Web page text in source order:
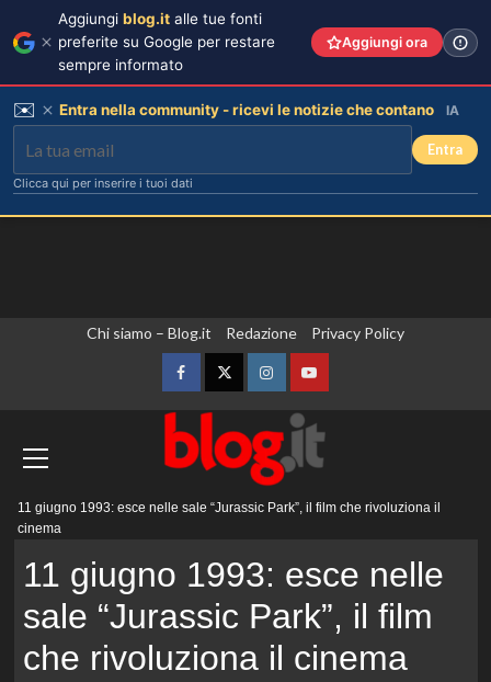
Chi siamo – Blog.it Redazione Privacy Policy
FacebookTwitterInstagramYouTube
principale
11 giugno 1993: esce nelle sale “Jurassic Park”, il film che rivoluziona il
cinema
11 giugno 1993: esce nelle
sale “Jurassic Park”, il film
che rivoluziona il cinema
Aggiungi blog.it alle tue fonti
preferite su Google per restare
sempre informato
Aggiungi ora
✉️ Entra nella community - ricevi le notizie che contano IA
Entra
Clicca qui per inserire i tuoi dati